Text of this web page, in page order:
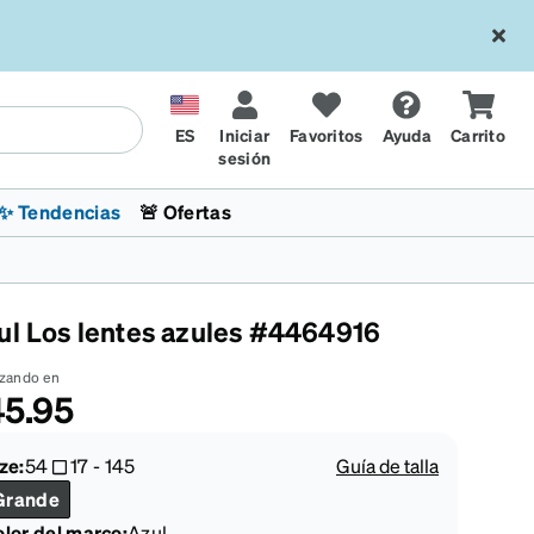
ES
Iniciar
sesión
Favoritos Ayuda Carrito
Lentes para niños
Lentes de sol de Moda
Transitions® XTRActive
Ciclismo
x Chase Stokes CrossFit Games 2026
Tendencias
La sección de tendencias
🚨 Ofertas
Los lentes azules #4464916
en
54 17-145
Guía de talla